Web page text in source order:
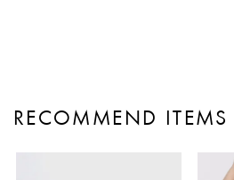
RECOMMEND ITEMS